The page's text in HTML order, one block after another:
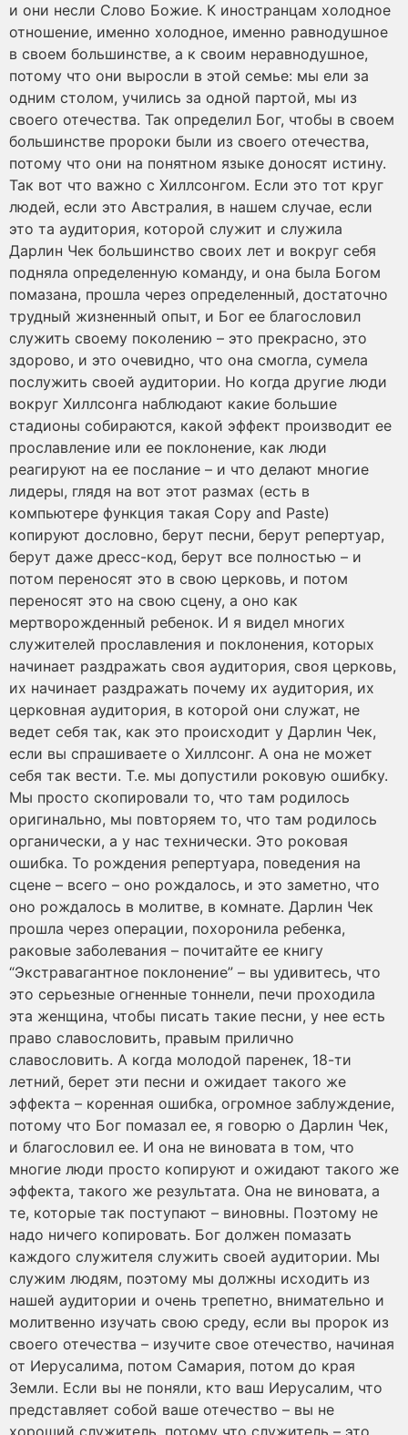
и они несли Слово Божие. К иностранцам холодное
отношение, именно холодное, именно равнодушное
в своем большинстве, а к своим неравнодушное,
потому что они выросли в этой семье: мы ели за
одним столом, учились за одной партой, мы из
своего отечества. Так определил Бог, чтобы в своем
большинстве пророки были из своего отечества,
потому что они на понятном языке доносят истину.
Так вот что важно с Хиллсонгом. Если это тот круг
людей, если это Австралия, в нашем случае, если
это та аудитория, которой служит и служила
Дарлин Чек большинство своих лет и вокруг себя
подняла определенную команду, и она была Богом
помазана, прошла через определенный, достаточно
трудный жизненный опыт, и Бог ее благословил
служить своему поколению – это прекрасно, это
здорово, и это очевидно, что она смогла, сумела
послужить своей аудитории. Но когда другие люди
вокруг Хиллсонга наблюдают какие большие
стадионы собираются, какой эффект производит ее
прославление или ее поклонение, как люди
реагируют на ее послание – и что делают многие
лидеры, глядя на вот этот размах (есть в
компьютере функция такая Copy and Paste)
копируют дословно, берут песни, берут репертуар,
берут даже дресс-код, берут все полностью – и
потом переносят это в свою церковь, и потом
переносят это на свою сцену, а оно как
мертворожденный ребенок. И я видел многих
служителей прославления и поклонения, которых
начинает раздражать своя аудитория, своя церковь,
их начинает раздражать почему их аудитория, их
церковная аудитория, в которой они служат, не
ведет себя так, как это происходит у Дарлин Чек,
если вы спрашиваете о Хиллсонг. А она не может
себя так вести. Т.е. мы допустили роковую ошибку.
Мы просто скопировали то, что там родилось
оригинально, мы повторяем то, что там родилось
органически, а у нас технически. Это роковая
ошибка. То рождения репертуара, поведения на
сцене – всего – оно рождалось, и это заметно, что
оно рождалось в молитве, в комнате. Дарлин Чек
прошла через операции, похоронила ребенка,
раковые заболевания – почитайте ее книгу
“Экстравагантное поклонение” – вы удивитесь, что
это серьезные огненные тоннели, печи проходила
эта женщина, чтобы писать такие песни, у нее есть
право славословить, правым прилично
славословить. А когда молодой паренек, 18-ти
летний, берет эти песни и ожидает такого же
эффекта – коренная ошибка, огромное заблуждение,
потому что Бог помазал ее, я говорю о Дарлин Чек,
и благословил ее. И она не виновата в том, что
многие люди просто копируют и ожидают такого же
эффекта, такого же результата. Она не виновата, а
те, которые так поступают – виновны. Поэтому не
надо ничего копировать. Бог должен помазать
каждого служителя служить своей аудитории. Мы
служим людям, поэтому мы должны исходить из
нашей аудитории и очень трепетно, внимательно и
молитвенно изучать свою среду, если вы пророк из
своего отечества – изучите свое отечество, начиная
от Иерусалима, потом Самария, потом до края
Земли. Если вы не поняли, кто ваш Иерусалим, что
представляет собой ваше отечество – вы не
хороший служитель, потому что служитель – это